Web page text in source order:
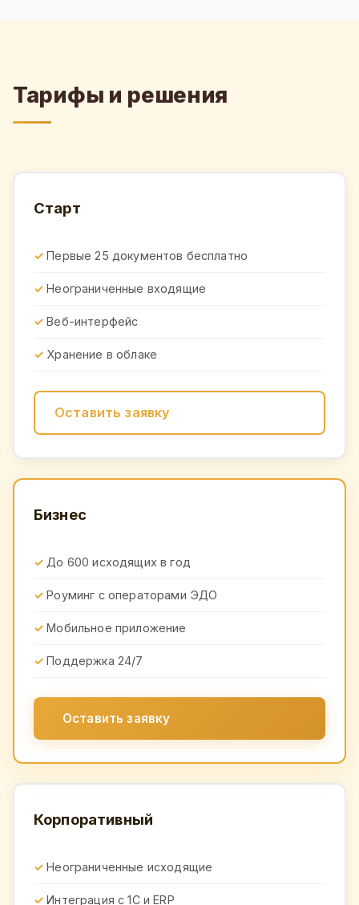
Тарифы и решения
Старт
Первые 25 документов бесплатно
Неограниченные входящие
Веб-интерфейс
Хранение в облаке
Оставить заявку
Бизнес
До 600 исходящих в год
Роуминг с операторами ЭДО
Мобильное приложение
Поддержка 24/7
Оставить заявку
Корпоративный
Неограниченные исходящие
Интеграция с 1С и ERP